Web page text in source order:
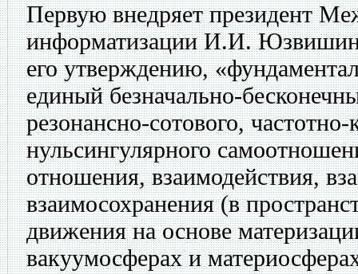
Первую внедряет президент
информатизации И.И.
его утверждению,
единый безначально-
резонансно-сотового, частотно-
нульсингулярного
отношения, взаимодействия,
взаимосохранения (в
движения на основе
вакуумосферах и